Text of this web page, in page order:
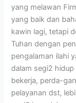
yang melawan
yang baik dan
kawin lagi, tetapi
Tuhan dengan
pengalaman ilahi
dalam segi2
bekerja, perda-
pelayanan dst,